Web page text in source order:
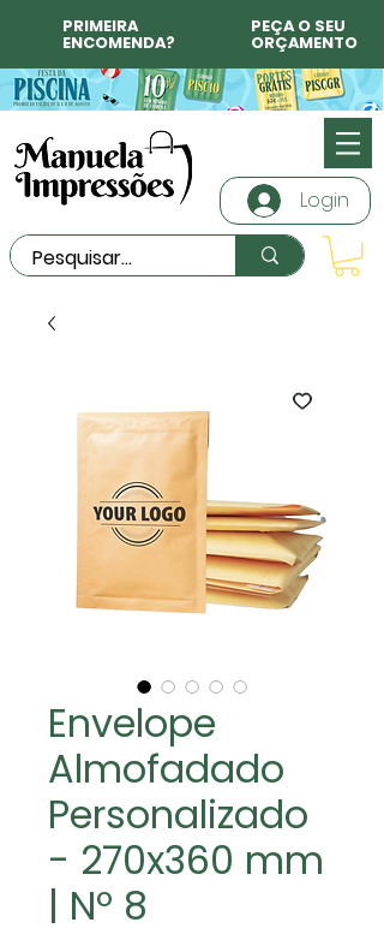
PRIMEIRA
ENCOMENDA?
PEÇA O SEU
ORÇAMENTO
Login
Envelope
Almofadado
Personalizado
- 270x360 mm
| Nº 8